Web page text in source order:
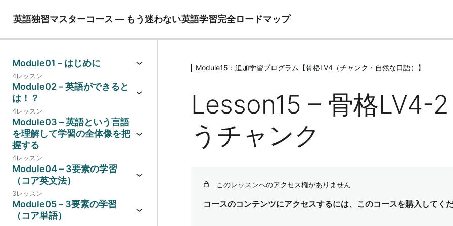
英語独習マスターコース ― もう迷わない英語学習完全ロードマップ
Module01 – はじめに
4レッスン
Module02 – 英語ができると
は！？
4レッスン
Module03 – 英語という言語
を理解して学習の全体像を把
握する
4レッスン
Module04 – 3要素の学習
（コア英文法）
3レッスン
Module05 – 3要素の学習
（コア単語）
Module15：追加学習プログラム【骨格LV4（チャンク・自然な口語）】
Lesson15 – 骨格LV4-
うチャンク
このレッスンへのアクセス権がありません
コースのコンテンツにアクセスするには、このコースを購入してく